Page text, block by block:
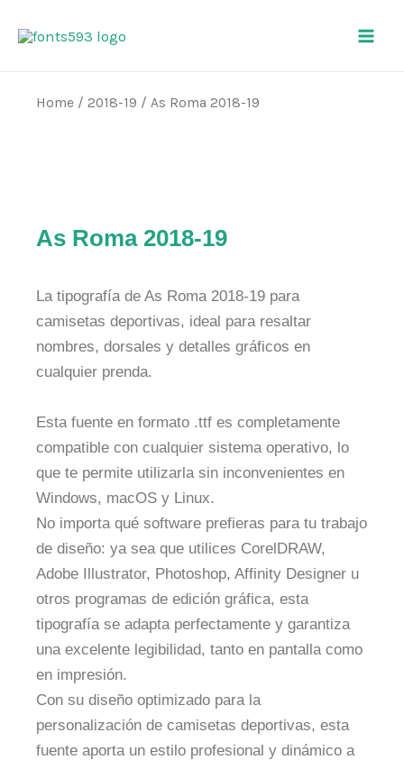
Home / 2018-19 / As Roma 2018-19
As Roma 2018-19
La tipografía de As Roma 2018-19 para
camisetas deportivas, ideal para resaltar
nombres, dorsales y detalles gráficos en
cualquier prenda.
Esta fuente en formato .ttf es completamente
compatible con cualquier sistema operativo, lo
que te permite utilizarla sin inconvenientes en
Windows, macOS y Linux.
No importa qué software prefieras para tu trabajo
de diseño: ya sea que utilices CorelDRAW,
Adobe Illustrator, Photoshop, Affinity Designer u
otros programas de edición gráfica, esta
tipografía se adapta perfectamente y garantiza
una excelente legibilidad, tanto en pantalla como
en impresión.
Con su diseño optimizado para la
personalización de camisetas deportivas, esta
fuente aporta un estilo profesional y dinámico a